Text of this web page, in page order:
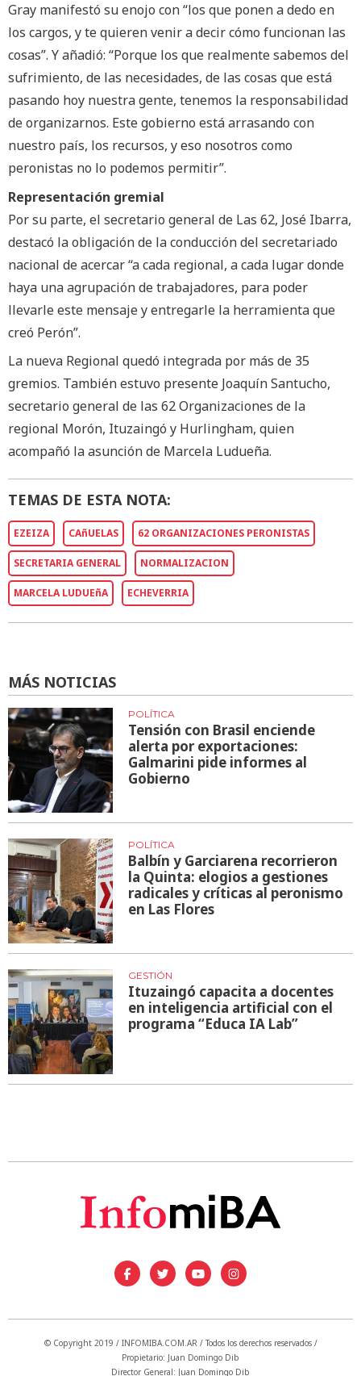
Gray manifestó su enojo con “los que ponen a dedo en
los cargos, y te quieren venir a decir cómo funcionan las
cosas”. Y añadió: “Porque los que realmente sabemos del
sufrimiento, de las necesidades, de las cosas que está
pasando hoy nuestra gente, tenemos la responsabilidad
de organizarnos. Este gobierno está arrasando con
nuestro país, los recursos, y eso nosotros como
peronistas no lo podemos permitir”.
Representación gremial
Por su parte, el secretario general de Las 62, José Ibarra,
destacó la obligación de la conducción del secretariado
nacional de acercar “a cada regional, a cada lugar donde
haya una agrupación de trabajadores, para poder
llevarle este mensaje y entregarle la herramienta que
creó Perón”.
La nueva Regional quedó integrada por más de 35
gremios. También estuvo presente Joaquín Santucho,
secretario general de las 62 Organizaciones de la
regional Morón, Ituzaingó y Hurlingham, quien
acompañó la asunción de Marcela Ludueña.
TEMAS DE ESTA NOTA:
EZEIZA CAñUELAS 62 ORGANIZACIONES PERONISTAS
SECRETARIA GENERAL NORMALIZACION
MARCELA LUDUEñA ECHEVERRIA
MÁS NOTICIAS
POLÍTICA
Tensión con Brasil enciende
alerta por exportaciones:
Galmarini pide informes al
Gobierno
POLÍTICA
Balbín y Garciarena recorrieron
la Quinta: elogios a gestiones
radicales y críticas al peronismo
en Las Flores
GESTIÓN
Ituzaingó capacita a docentes
en inteligencia artificial con el
programa “Educa IA Lab”
© Copyright 2019 / INFOMIBA.COM.AR / Todos los derechos reservados /
Propietario: Juan Domingo Dib
Director General: Juan Domingo Dib